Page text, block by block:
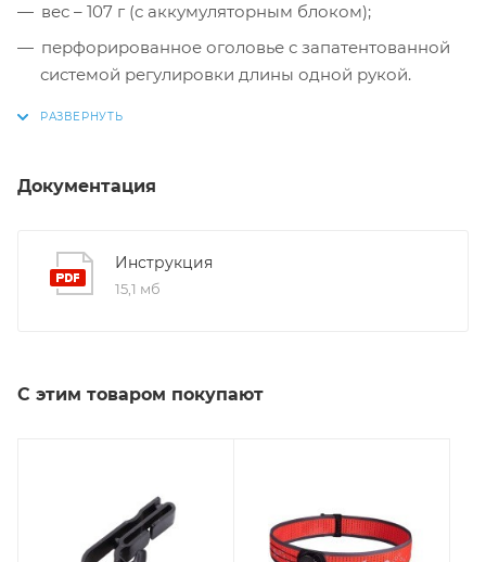
вес – 107 г (с аккумуляторным блоком);
перфорированное оголовье с запатентованной
системой регулировки длины одной рукой.
Документация
Инструкция
15,1 мб
С этим товаром покупают